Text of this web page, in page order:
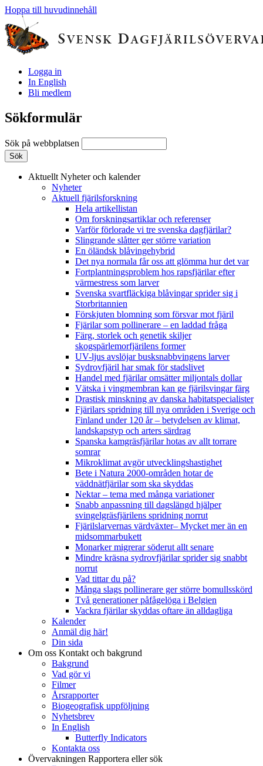
Hoppa till huvudinnehåll
Logga in
In English
Bli medlem
Sökformulär
Sök på webbplatsen
Aktuellt Nyheter och kalender
Nyheter
Aktuell fjärilsforskning
Hela artikellistan
Om forskningsartiklar och referenser
Varför förlorade vi tre svenska dagfjärilar?
Slingrande slåtter ger större variation
En öländsk blåvingehybrid
Det nya normala får oss att glömma hur det var
Fortplantningsproblem hos rapsfjärilar efter
värmestress som larver
Svenska svartfläckiga blåvingar sprider sig i
Storbritannien
Förskjuten blomning som försvar mot fjäril
Fjärilar som pollinerare – en laddad fråga
Färg, storlek och genetik skiljer
skogspärlemorfjärilens former
UV-ljus avslöjar busksnabbvingens larver
Sydrovfjäril har smak för stadslivet
Handel med fjärilar omsätter miljontals dollar
Vätska i vingmembran kan ge fjärilsvingar färg
Drastisk minskning av danska habitatspecialister
Fjärilars spridning till nya områden i Sverige och
Finland under 120 år– betydelsen av klimat,
landskapstyp och arters särdrag
Spanska kamgräsfjärilar hotas av allt torrare
somrar
Mikroklimat avgör utvecklingshastighet
Bete i Natura 2000-områden hotar de
väddnätfjärilar som ska skyddas
Nektar – tema med många variationer
Snabb anpassning till dagslängd hjälper
svingelgräsfjärilens spridning norrut
Fjärilslarvernas värdväxter– Mycket mer än en
midsommarbukett
Monarker migrerar söderut allt senare
Mindre kräsna sydrovfjärilar sprider sig snabbt
norrut
Vad tittar du på?
Många slags pollinerare ger större bomullsskörd
Två generationer påfågelöga i Belgien
Vackra fjärilar skyddas oftare än alldagliga
Kalender
Anmäl dig här!
Din sida
Om oss Kontakt och bakgrund
Bakgrund
Vad gör vi
Filmer
Årsrapporter
Biogeografisk uppföljning
Nyhetsbrev
In English
Butterfly Indicators
Kontakta oss
Övervakningen Rapportera eller sök